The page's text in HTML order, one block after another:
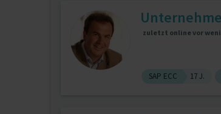
zuletzt online vor
SAP ECC 17 J.